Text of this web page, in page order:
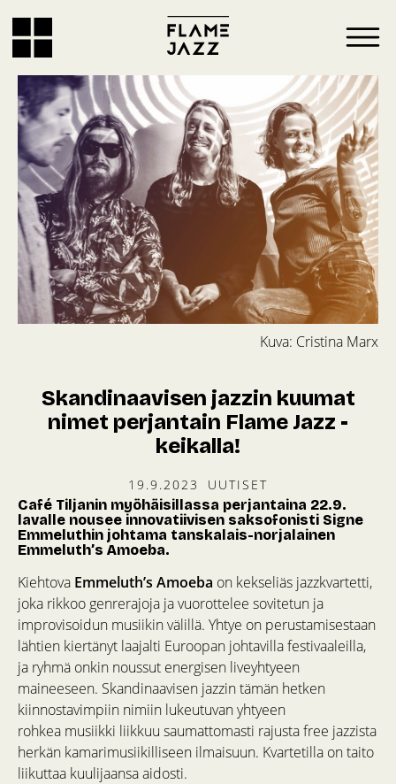
Kuva: Cristina Marx
Skandinaavisen jazzin kuumat
nimet perjantain Flame Jazz -
keikalla!
19.9.2023
UUTISET
Café Tiljanin myöhäisillassa perjantaina 22.9.
lavalle nousee innovatiivisen saksofonisti Signe
Emmeluthin johtama tanskalais-norjalainen
Emmeluth’s Amoeba.
Kiehtova Emmeluth’s Amoeba on kekseliäs jazzkvartetti,
joka rikkoo genrerajoja ja vuorottelee sovitetun ja
improvisoidun musiikin välillä. Yhtye on perustamisestaan
lähtien kiertänyt laajalti Euroopan johtavilla festivaaleilla,
ja ryhmä onkin noussut energisen liveyhtyeen
maineeseen. Skandinaavisen jazzin tämän hetken
kiinnostavimpiin nimiin lukeutuvan yhtyeen
rohkea musiikki liikkuu saumattomasti rajusta free jazzista
herkän kamarimusiikilliseen ilmaisuun. Kvartetilla on taito
liikuttaa kuulijaansa aidosti.